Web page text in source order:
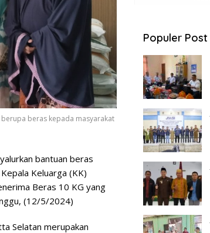
berupa beras kepada masyarakat
bantuan beras
Keluarga (KK)
Beras 10 KG yang
(12/5/2024)
Selatan merupakan
Populer Post